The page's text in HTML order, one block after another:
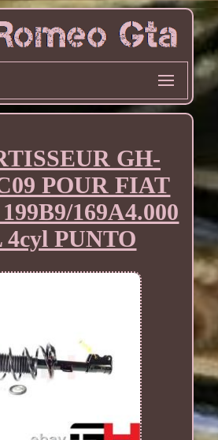
GH-
POUR FIAT
169A4.000
4cyl PUNTO